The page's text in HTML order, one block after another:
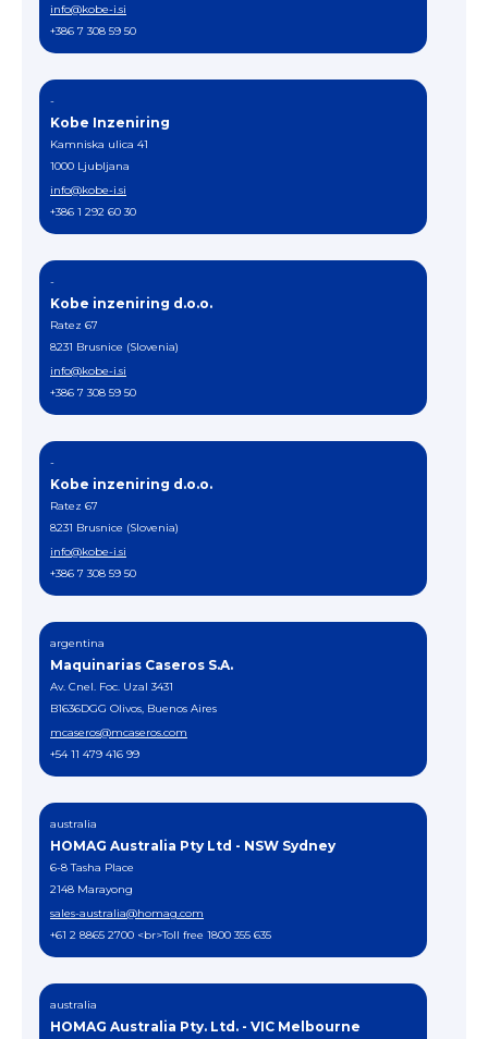
info@kobe-i.si
+386 7 308 59 50
-
Kobe Inzeniring
Kamniska ulica 41
1000 Ljubljana
info@kobe-i.si
+386 1 292 60 30
-
Kobe inzeniring d.o.o.
Ratez 67
8231 Brusnice (Slovenia)
info@kobe-i.si
+386 7 308 59 50
-
Kobe inzeniring d.o.o.
Ratez 67
8231 Brusnice (Slovenia)
info@kobe-i.si
+386 7 308 59 50
argentina
Maquinarias Caseros S.A.
Av. Cnel. Foc. Uzal 3431
B1636DGG Olivos, Buenos Aires
mcaseros@mcaseros.com
+54 11 479 416 99
australia
HOMAG Australia Pty Ltd - NSW Sydney
6-8 Tasha Place
2148 Marayong
sales-australia@homag.com
+61 2 8865 2700 <br>Toll free 1800 355 635
australia
HOMAG Australia Pty. Ltd. - VIC Melbourne